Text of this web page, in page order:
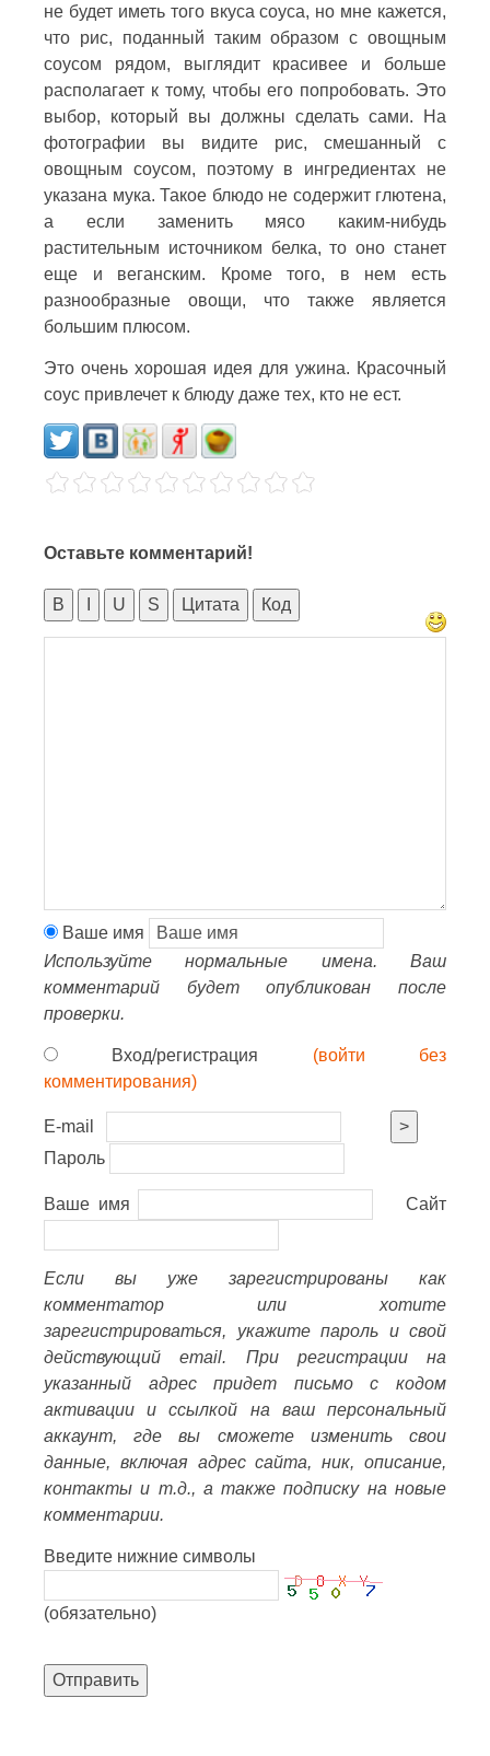
не будет иметь того вкуса соуса, но мне кажется,
что рис, поданный таким образом с овощным
соусом рядом, выглядит красивее и больше
располагает к тому, чтобы его попробовать. Это
выбор, который вы должны сделать сами. На
фотографии вы видите рис, смешанный с
овощным соусом, поэтому в ингредиентах не
указана мука. Такое блюдо не содержит глютена,
а если заменить мясо каким-нибудь
растительным источником белка, то оно станет
еще и веганским. Кроме того, в нем есть
разнообразные овощи, что также является
большим плюсом.
Это очень хорошая идея для ужина. Красочный
соус привлечет к блюду даже тех, кто не ест.
Оставьте комментарий!
B U S Цитата Код
Ваше имя
Используйте нормальные имена. Ваш
комментарий будет опубликован после
проверки.
Вход/регистрация (войти без
комментирования)
E-mail
>
Пароль
Ваше имя Сайт
Если вы уже зарегистрированы как
комментатор или хотите
зарегистрироваться, укажите пароль и свой
действующий email. При регистрации на
указанный адрес придет письмо с кодом
активации и ссылкой на ваш персональный
аккаунт, где вы сможете изменить свои
данные, включая адрес сайта, ник, описание,
контакты и т.д., а также подписку на новые
комментарии.
Введите нижние символы
(обязательно)
Отправить